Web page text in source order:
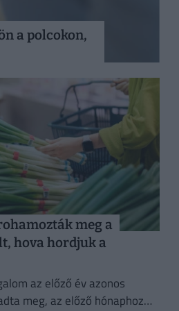
a polcokon,
meg a
hova hordjuk a
az előző év azonos
meg, az előző hónaphoz